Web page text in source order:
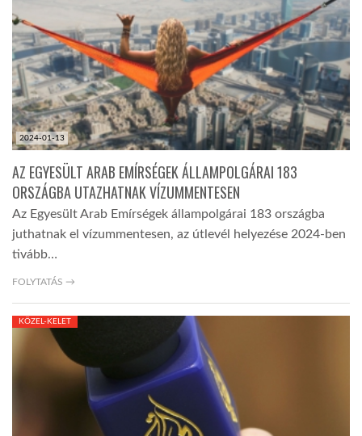
2024-01-13
AZ EGYESÜLT ARAB EMÍRSÉGEK ÁLLAMPOLGÁRAI 183
ORSZÁGBA UTAZHATNAK VÍZUMMENTESEN
Az Egyesült Arab Emírségek állampolgárai 183 országba
juthatnak el vízummentesen, az útlevél helyezése 2024-ben
tivább…
FOLYTATÁS →
KÖZEL-KELET